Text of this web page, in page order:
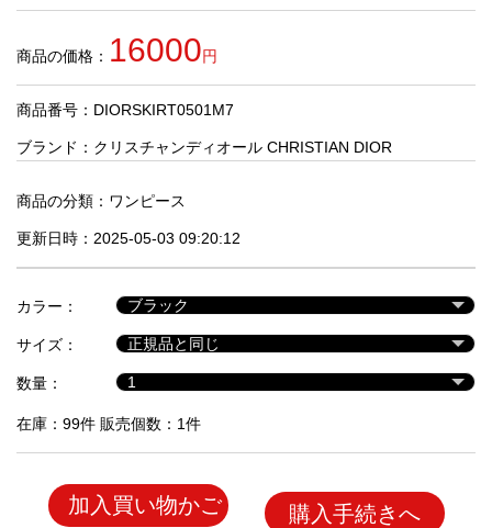
商
人
気
商
セ
ル
品
商品の価格： 16000円
商品番号：DIORSKIRT0501M7
ブランド： クリスチャンディオール CHRISTIAN DIOR
商品の分類： ワンピース
更新日時：2025-05-03 09:20:12
カラー：
サイズ：
数量：
在庫：99件 販売個数：1件
加入買い物かご 購入手続きへ